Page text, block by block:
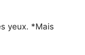
yeux. *Mais